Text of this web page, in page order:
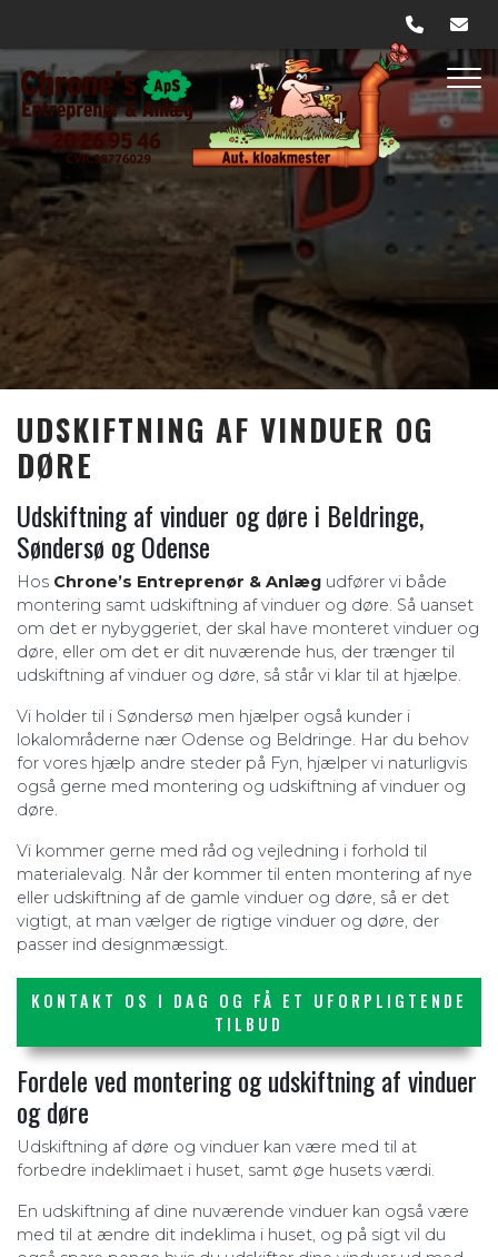
hovedindhold
UDSKIFTNING AF VINDUER OG
DØRE
Udskiftning af vinduer og døre i Beldringe,
Søndersø og Odense
Hos Chrone’s Entreprenør & Anlæg udfører vi både
montering samt udskiftning af vinduer og døre. Så uanset
om det er nybyggeriet, der skal have monteret vinduer og
døre, eller om det er dit nuværende hus, der trænger til
udskiftning af vinduer og døre, så står vi klar til at hjælpe.
Vi holder til i Søndersø men hjælper også kunder i
lokalområderne nær Odense og Beldringe. Har du behov
for vores hjælp andre steder på Fyn, hjælper vi naturligvis
også gerne med montering og udskiftning af vinduer og
døre.
Vi kommer gerne med råd og vejledning i forhold til
materialevalg. Når der kommer til enten montering af nye
eller udskiftning af de gamle vinduer og døre, så er det
vigtigt, at man vælger de rigtige vinduer og døre, der
passer ind designmæssigt.
KONTAKT OS I DAG OG FÅ ET UFORPLIGTENDE
TILBUD
Fordele ved montering og udskiftning af vinduer
og døre
Udskiftning af døre og vinduer kan være med til at
forbedre indeklimaet i huset, samt øge husets værdi.
En udskiftning af dine nuværende vinduer kan også være
med til at ændre dit indeklima i huset, og på sigt vil du